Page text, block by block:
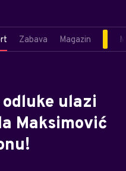
Zabava Magazin
ulazi
Maksimović